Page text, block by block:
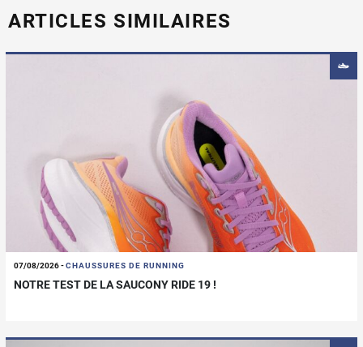
ARTICLES SIMILAIRES
07/08/2026-CHAUSSURES DE RUNNING
NOTRE TEST DE LA SAUCONY RIDE 19 !